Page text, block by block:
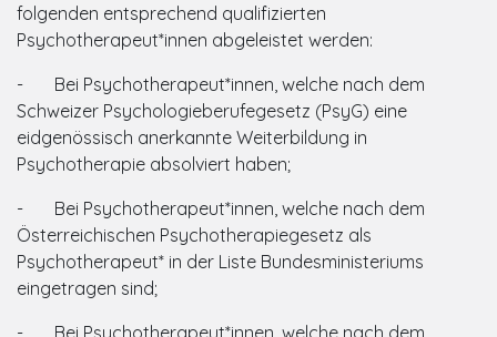
folgenden entsprechend qualifizierten
Psychotherapeut*innen abgeleistet werden:
- Bei Psychotherapeut*innen, welche nach dem
Schweizer Psychologieberufegesetz (PsyG) eine
eidgenössisch anerkannte Weiterbildung in
Psychotherapie absolviert haben;
- Bei Psychotherapeut*innen, welche nach dem
Österreichischen Psychotherapiegesetz als
Psychotherapeut* in der Liste Bundesministeriums
eingetragen sind;
- Bei Psychotherapeut*innen, welche nach dem